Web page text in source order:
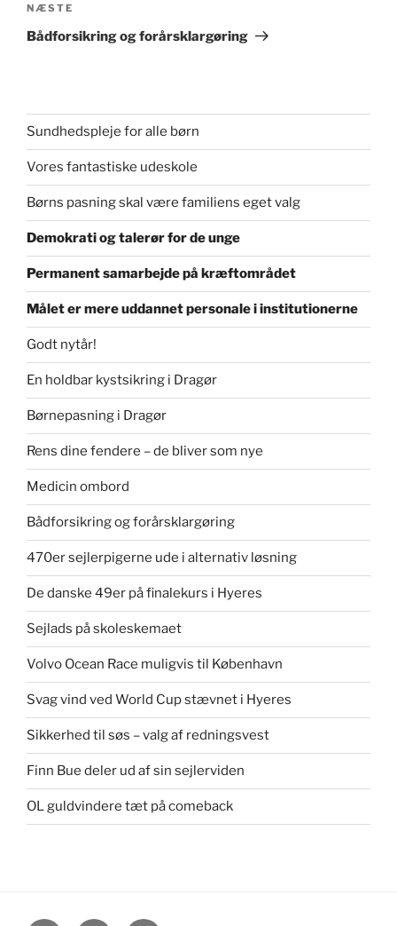
Næste
indlæg
NÆSTE
Bådforsikring og forårsklargøring
Sundhedspleje for alle børn
Vores fantastiske udeskole
Børns pasning skal være familiens eget valg
Demokrati og talerør for de unge
Permanent samarbejde på kræftområdet
Målet er mere uddannet personale i institutionerne
Godt nytår!
En holdbar kystsikring i Dragør
Børnepasning i Dragør
Rens dine fendere – de bliver som nye
Medicin ombord
Bådforsikring og forårsklargøring
470er sejlerpigerne ude i alternativ løsning
De danske 49er på finalekurs i Hyeres
Sejlads på skoleskemaet
Volvo Ocean Race muligvis til København
Svag vind ved World Cup stævnet i Hyeres
Sikkerhed til søs – valg af redningsvest
Finn Bue deler ud af sin sejlerviden
OL guldvindere tæt på comeback